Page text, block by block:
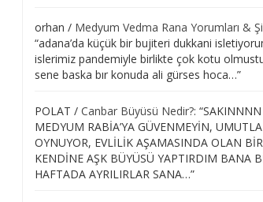
orhan / Medyum Vedma Rana Yorumları &
“adana’da küçük bir bujiteri dukkani
islerimiz pandemiyle birlikte çok kotu
sene baska bır konuda ali gürses hoca…”
POLAT / Canbar Büyüsü Nedir?: “SAKINNNN
MEDYUM RABİA’YA GÜVENMEYİN,
OYNUYOR, EVLİLİK AŞAMASINDA OLAN
KENDİNE AŞK BÜYÜSÜ YAPTIRDIM BANA
HAFTADA AYRILIRLAR SANA…”